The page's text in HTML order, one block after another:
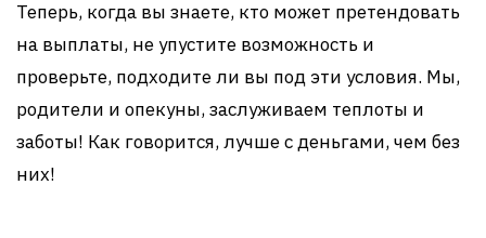
Теперь, когда вы знаете, кто может претендовать
на выплаты, не упустите возможность и
проверьте, подходите ли вы под эти условия. Мы,
родители и опекуны, заслуживаем теплоты и
заботы! Как говорится, лучше с деньгами, чем без
них!